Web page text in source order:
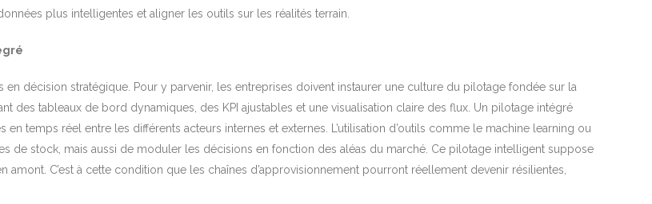
plus intelligentes et aligner les outils sur les réalités terrain.
en décision stratégique. Pour y parvenir, les entreprises doivent instaurer une culture du pilotage fondée sur la
des tableaux de bord dynamiques, des KPI ajustables et une visualisation claire des flux. Un pilotage intégré
temps réel entre les différents acteurs internes et externes. L’utilisation d’outils comme le machine learning ou
de stock, mais aussi de moduler les décisions en fonction des aléas du marché. Ce pilotage intelligent suppose
C’est à cette condition que les chaînes d’approvisionnement pourront réellement devenir résilientes,